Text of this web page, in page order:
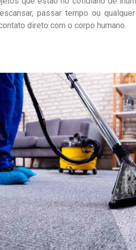
passar tempo ou
direto com o corpo humano.